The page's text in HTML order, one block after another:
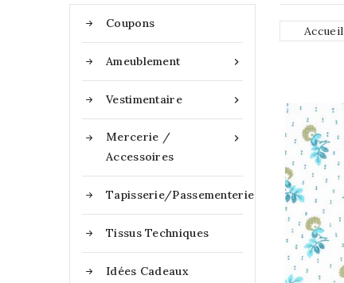
Coupons

Ameublement

Vestimentaire

Mercerie /
Accessoires
Tapisserie/Passementerie
Tissus Techniques
Idées Cadeaux
Accueil